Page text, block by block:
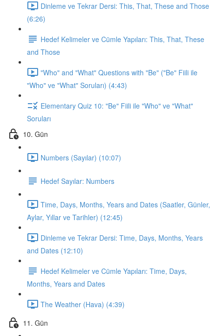
Dinleme ve Tekrar Dersi: This, That, These and Those
(6:26)
Hedef Kelimeler ve Cümle Yapıları: This, That, These
and Those
"Who" and "What" Questions with "Be" ("Be" Fiili ile
"Who" ve "What" Soruları) (4:43)
Elementary Quiz 10: "Be" Fiili ile "Who" ve "What"
Soruları
10. Gün
Numbers (Sayılar) (10:07)
Hedef Sayılar: Numbers
Time, Days, Months, Years and Dates (Saatler, Günler,
Aylar, Yıllar ve Tarihler) (12:45)
Dinleme ve Tekrar Dersi: Time, Days, Months, Years
and Dates (12:10)
Hedef Kelimeler ve Cümle Yapıları: Time, Days,
Months, Years and Dates
The Weather (Hava) (4:39)
11. Gün